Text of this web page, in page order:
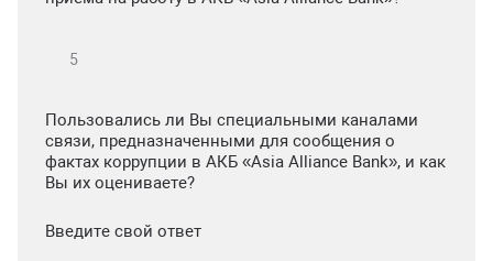
Пользовались ли Вы специальными каналами
связи, предназначенными для сообщения о
фактах коррупции в АКБ «Asia Alliance Bank», и как
Вы их оцениваете?
Введите свой ответ